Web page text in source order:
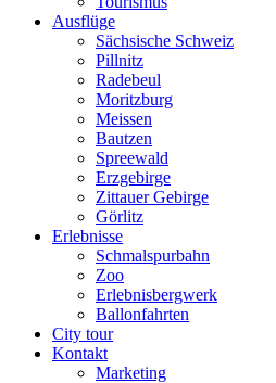
Ausflüge
Sächsische Schweiz
Pillnitz
Radebeul
Moritzburg
Meissen
Bautzen
Spreewald
Erzgebirge
Zittauer Gebirge
Görlitz
Erlebnisse
Schmalspurbahn
Zoo
Erlebnisbergwerk
Ballonfahrten
City tour
Kontakt
Marketing